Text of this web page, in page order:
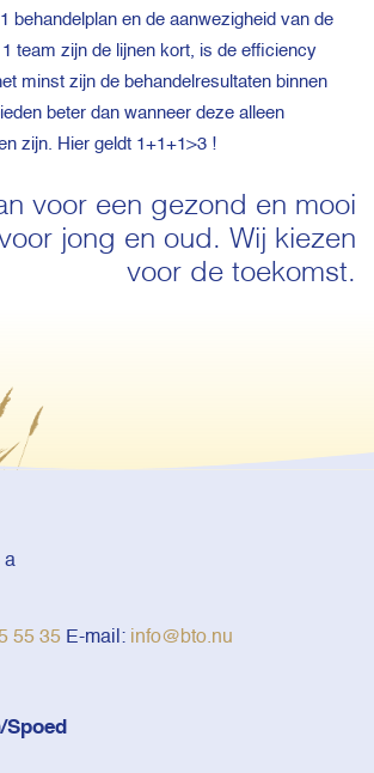
behandelplan en de aanwezigheid van de
team zijn de lijnen kort, is de efficiency
minst zijn de behandelresultaten binnen
beter dan wanneer deze alleen
zijn. Hier geldt 1+1+1>3 !
voor een gezond en mooi
jong en oud. Wij kiezen
voor de toekomst.
a
55 35 E-mail: info@bto.nu